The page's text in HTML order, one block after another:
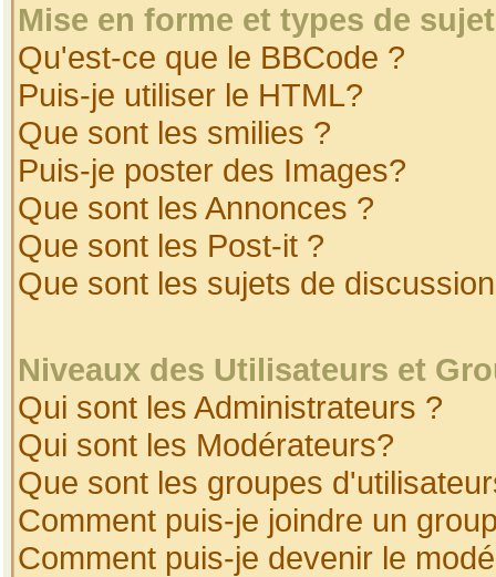
Mise en forme et types de
Qu'est-ce que le BBCode ?
Puis-je utiliser le HTML?
Que sont les smilies ?
Puis-je poster des Images?
Que sont les Annonces ?
Que sont les Post-it ?
Que sont les sujets de
Niveaux des Utilisateurs et
Qui sont les Administrateurs ?
Qui sont les Modérateurs?
Que sont les groupes
Comment puis-je joindre un
Comment puis-je devenir le